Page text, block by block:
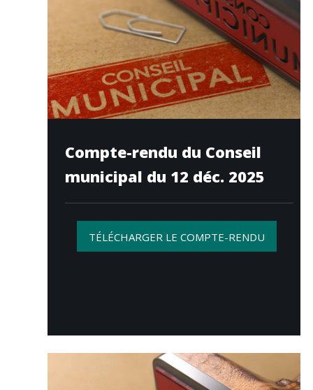
Compte-rendu du Conseil
municipal du 12 déc. 2025
TÉLÉCHARGER LE COMPTE-RENDU